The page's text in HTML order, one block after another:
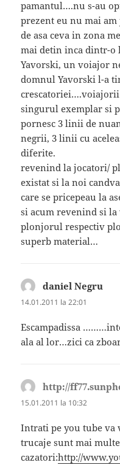
pamantul….nu s-au
prezent eu nu mai
de asa ceva in zona
mai detin inca dintr-o
Yavorski, un voiajor
domnul Yavorski l-a
singurul exemplar si
pornesc 3 linii de
negrii, 3 linii cu
diferite.
revenind la jocatori/
existat si la noi
care se pricepeau la
si acum revenind si la
plonjorul respectiv
superb material…
daniel Negru
14.01.2011 la 22:01
Escampadissa
ala al lor…zici ca
http://
15.01.2011 la 10:32
Intrati pe you tube va
trucaje sunt mai
cazatori:http://